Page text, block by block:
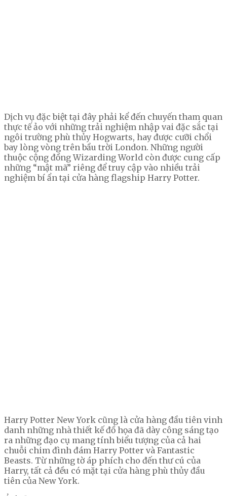
Dịch vụ đặc biệt tại đây phải kể đến chuyến tham quan
thực tế ảo với những trải nghiệm nhập vai đặc sắc tại
ngôi trường phù thủy Hogwarts, hay được cưỡi chổi
bay lòng vòng trên bầu trời London. Những người
thuộc cộng đồng Wizarding World còn được cung cấp
những “mật mã” riêng để truy cập vào nhiều trải
nghiệm bí ẩn tại cửa hàng flagship Harry Potter.
Harry Potter New York cũng là cửa hàng đầu tiên vinh
danh những nhà thiết kế đồ họa đã dày công sáng tạo
ra những đạo cụ mang tính biểu tượng của cả hai
chuỗi chim đình đám Harry Potter và Fantastic
Beasts. Từ những tờ áp phích cho đến thư cú của
Harry, tất cả đều có mặt tại cửa hàng phù thủy đầu
tiên của New York.